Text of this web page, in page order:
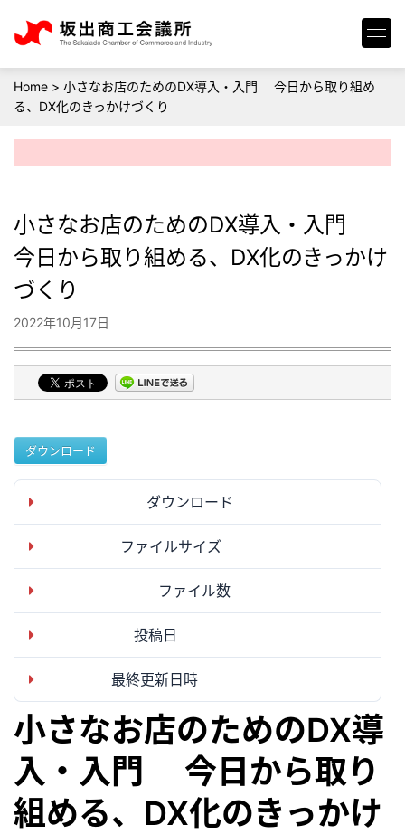
Home > 小さなお店のためのDX導入・入門 今日から取り組め
る、DX化のきっかけづくり
小さなお店のためのDX導入・入門
今日から取り組める、DX化のきっかけ
づくり
2022年10月17日
ダウンロード
ダウンロード
ファイルサイズ
ファイル数
投稿日
最終更新日時
小さなお店のためのDX導
入・入門 今日から取り
組める、DX化のきっかけ